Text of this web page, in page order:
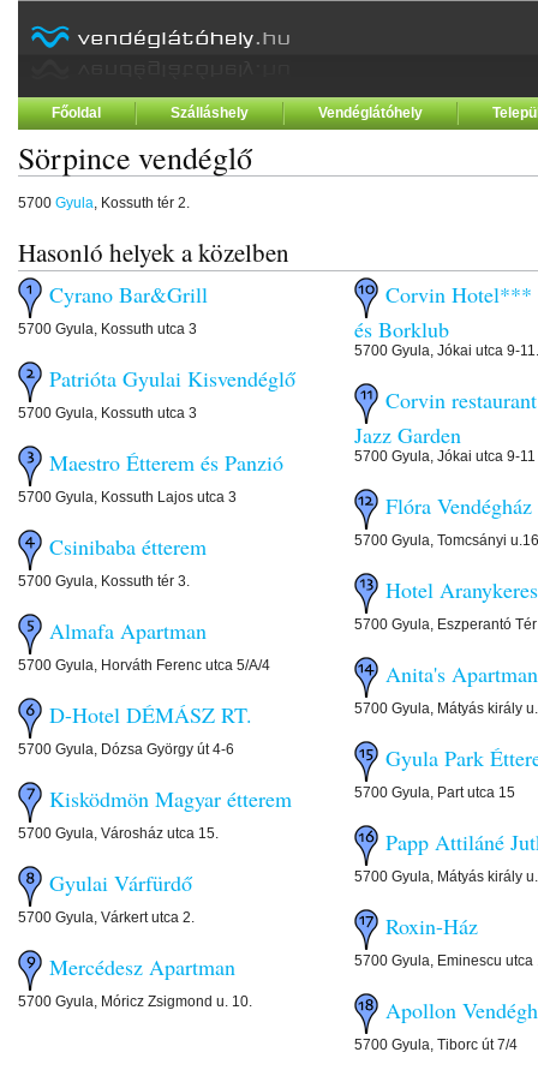
Főoldal Szálláshely Vendéglátóhely
Sörpince vendéglő
5700 Gyula, Kossuth tér 2.
Hasonló helyek a közelben
Cyrano Bar&Grill
5700 Gyula, Kossuth utca 3
Patrióta Gyulai Kisvendéglő
5700 Gyula, Kossuth utca 3
Maestro Étterem és Panzió
5700 Gyula, Kossuth Lajos utca 3
Csinibaba étterem
5700 Gyula, Kossuth tér 3.
Almafa Apartman
5700 Gyula, Horváth Ferenc utca 5/A/4
D-Hotel DÉMÁSZ RT.
5700 Gyula, Dózsa György út 4-6
Kisködmön Magyar étterem
5700 Gyula, Városház utca 15.
Gyulai Várfürdő
5700 Gyula, Várkert utca 2.
Mercédesz Apartman
5700 Gyula, Móricz Zsigmond u. 10.
Corvin Hotel***
és Borklub
5700 Gyula, Jókai utca 9-11.
Corvin
Jazz Garden
5700 Gyula, Jókai utca 9-11
Flóra Vendégház
5700 Gyula, Tomcsányi
Hotel
5700 Gyula, Eszperantó
Anita's Apartman
5700 Gyula, Mátyás király
Gyula Park
5700 Gyula, Part utca 15
Papp Attiláné
5700 Gyula, Mátyás király
Roxin-Ház
5700 Gyula, Eminescu utca
Apollon
5700 Gyula, Tiborc út 7/4